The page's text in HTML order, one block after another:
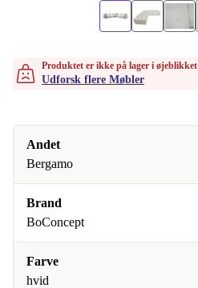
Produktet er ikke på lager i øjeblikket
Udforsk flere Møbler
Andet
Bergamo
Brand
BoConcept
Farve
hvid